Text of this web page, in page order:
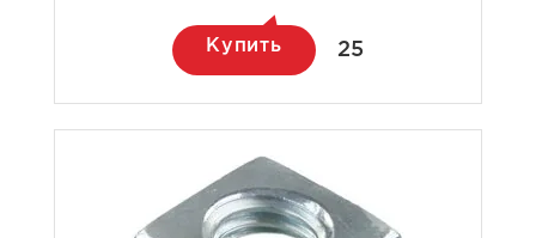
Купить 25